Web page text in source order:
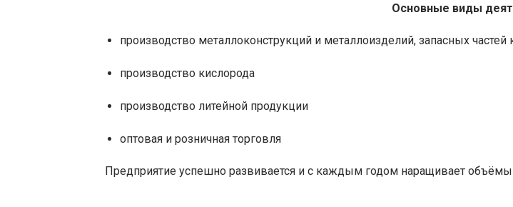
Основные виды
производство металлоконструкций и металлоизделий, запасных
производство кислорода
производство литейной продукции
оптовая и розничная торговля
Предприятие успешно развивается и с каждым годом наращивает объёмы